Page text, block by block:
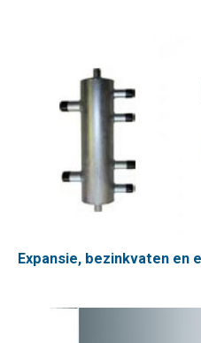
Expansie, bezinkvaten en